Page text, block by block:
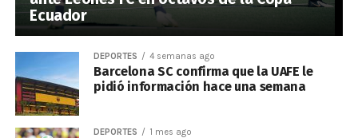
Ecuador
DEPORTES 4 semanas ago
Barcelona SC confirma que la UAFE le
pidió información hace una semana
DEPORTES 1 mes ago